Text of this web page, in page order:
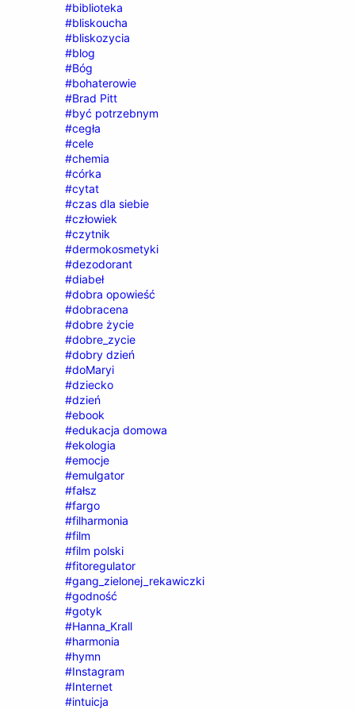
#biblioteka
#bliskoucha
#bliskozycia
#blog
#Bóg
#bohaterowie
#Brad Pitt
#być potrzebnym
#cegła
#cele
#chemia
#córka
#cytat
#czas dla siebie
#człowiek
#czytnik
#dermokosmetyki
#dezodorant
#diabeł
#dobra opowieść
#dobracena
#dobre życie
#dobre_zycie
#dobry dzień
#doMaryi
#dziecko
#dzień
#ebook
#edukacja domowa
#ekologia
#emocje
#emulgator
#fałsz
#fargo
#filharmonia
#film
#film polski
#fitoregulator
#gang_zielonej_rekawiczki
#godność
#gotyk
#Hanna_Krall
#harmonia
#hymn
#Instagram
#Internet
#intuicja